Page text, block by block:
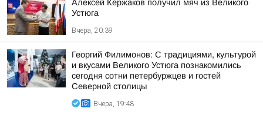
Алексей Кержаков получил мяч из Великого
Устюга
Вчера, 20:39
Георгий Филимонов: С традициями, культурой
и вкусами Великого Устюга познакомились
сегодня сотни петербуржцев и гостей
Северной столицы
Вчера, 19:48